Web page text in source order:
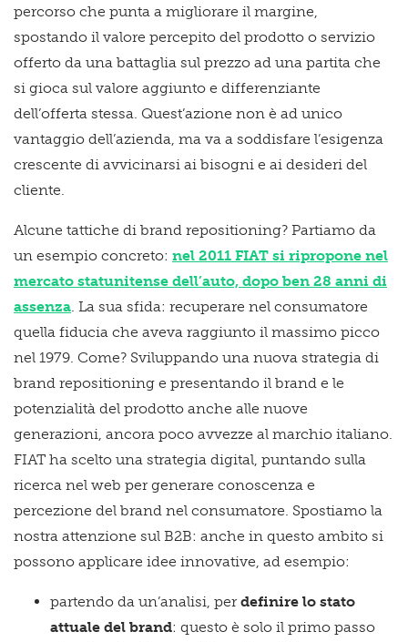
percorso che punta a migliorare il margine,
spostando il valore percepito del prodotto o servizio
offerto da una battaglia sul prezzo ad una partita che
si gioca sul valore aggiunto e differenziante
dell’offerta stessa. Quest’azione non è ad unico
vantaggio dell’azienda, ma va a soddisfare l’esigenza
crescente di avvicinarsi ai bisogni e ai desideri del
cliente.
Alcune tattiche di brand repositioning? Partiamo da
un esempio concreto: nel 2011 FIAT si ripropone nel
mercato statunitense dell’auto, dopo ben 28 anni di
assenza . La sua sfida: recuperare nel consumatore
quella fiducia che aveva raggiunto il massimo picco
nel 1979. Come? Sviluppando una nuova strategia di
brand repositioning e presentando il brand e le
potenzialità del prodotto anche alle nuove
generazioni, ancora poco avvezze al marchio italiano.
FIAT ha scelto una strategia digital, puntando sulla
ricerca nel web per generare conoscenza e
percezione del brand nel consumatore. Spostiamo la
nostra attenzione sul B2B: anche in questo ambito si
possono applicare idee innovative, ad esempio:
partendo da un’analisi, per definire lo stato
attuale del brand: questo è solo il primo passo